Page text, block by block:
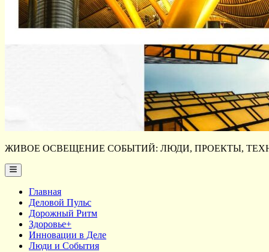
ЖИВОЕ ОСВЕЩЕНИЕ СОБЫТИЙ: ЛЮДИ, ПРОЕКТЫ,
Main
Menu
Главная
Деловой Пульс
Дорожный Ритм
Здоровье+
Инновации в Деле
Люди и События